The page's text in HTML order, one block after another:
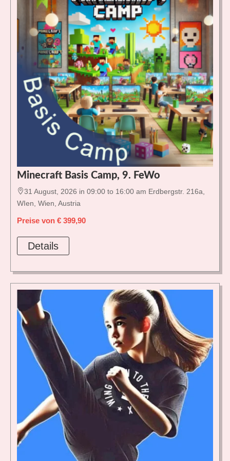
Minecraft Basis Camp, 9. FeWo
31 August, 2026 in 09:00 to 16:00 am Erdbergstr. 216a,
WIen, Wien, Austria
Preise von € 399,90
Details